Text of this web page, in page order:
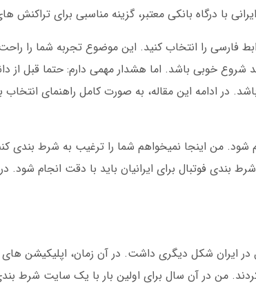
با درگاه بانکی معتبر، گزینه مناسبی برای تراکنش
فارسی را انتخاب کنید. این موضوع تجربه شما را
خوبی باشد. اما هشدار مهمی دارم: حتما قبل از
در ادامه این مقاله، به صورت کامل راهنمای انتخاب
من اینجا نمیخواهم شما را ترغیب به شرط بندی
بندی فوتبال برای ایرانیان باید با دقت انجام
در سال 1395، شرط بندی فوتبال در ایران شکل دیگری داشت. در آن زمان،
من در آن سال برای اولین بار با یک سایت شرط